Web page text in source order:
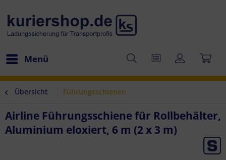
Menü
Übersicht Führungsschienen
Airline Führungsschiene für Rollbehälter,
Aluminium eloxiert, 6 m (2 x 3 m)